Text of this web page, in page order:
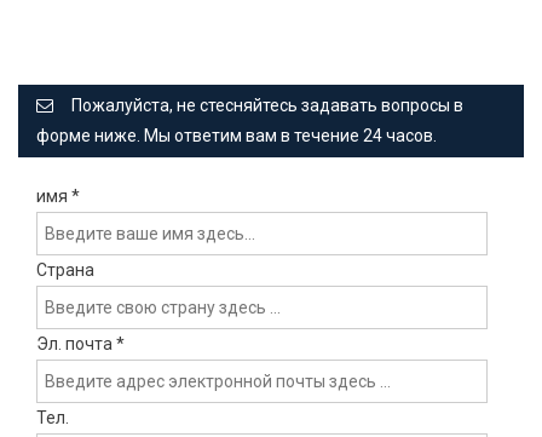
Пожалуйста, не стесняйтесь задавать вопросы в
форме ниже. Мы ответим вам в течение 24 часов.
имя *
Страна
Эл. почта *
Тел.